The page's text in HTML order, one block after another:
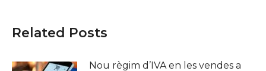
Related Posts
Nou règim d’IVA en les vendes a